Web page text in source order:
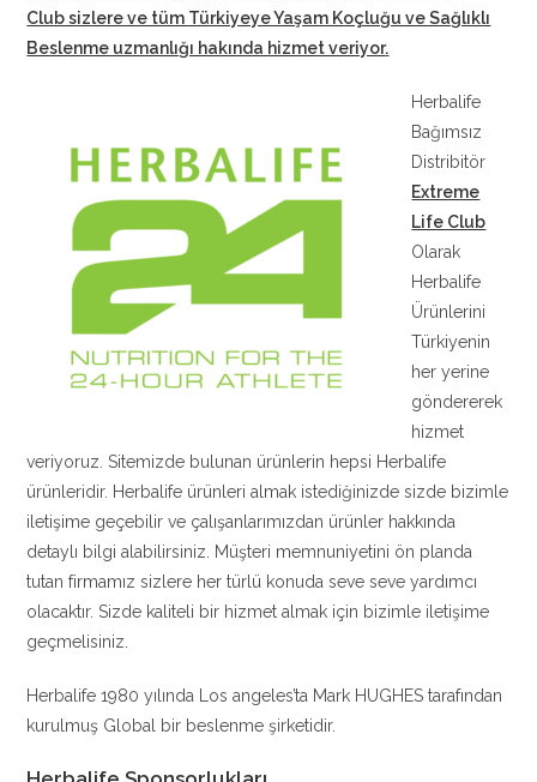
Club sizlere ve tüm Türkiyeye Yaşam Koçluğu ve Sağlıklı
Beslenme uzmanlığı hakında hizmet veriyor.
Herbalife
Bağımsız
Distribitör
Extreme
Life Club
Olarak
Herbalife
Ürünlerini
Türkiyenin
her yerine
göndererek
hizmet
veriyoruz. Sitemizde bulunan ürünlerin hepsi Herbalife
ürünleridir. Herbalife ürünleri almak istediğinizde sizde bizimle
iletişime geçebilir ve çalışanlarımızdan ürünler hakkında
detaylı bilgi alabilirsiniz. Müşteri memnuniyetini ön planda
tutan firmamız sizlere her türlü konuda seve seve yardımcı
olacaktır. Sizde kaliteli bir hizmet almak için bizimle iletişime
geçmelisiniz.
Herbalife 1980 yılında Los angeles’ta Mark HUGHES tarafından
kurulmuş Global bir beslenme şirketidir.